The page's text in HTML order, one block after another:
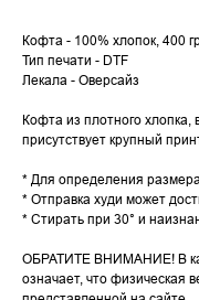
Кофта - 100% хлопок, 400
Тип печати - DTF
Лекала - Оверсайз
Кофта из плотного
присутствует крупный
* Для определения
* Отправка худи может
* Стирать при 30° и
ОБРАТИТЕ ВНИМАНИЕ! В
означает, что физическая